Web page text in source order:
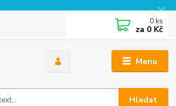
Menu
Hledat
0 ks
za 0 Kč